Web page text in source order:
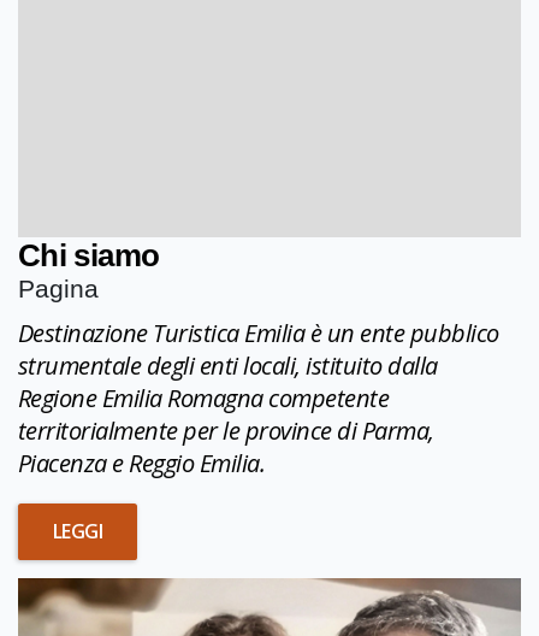
Chi siamo
Pagina
Destinazione Turistica Emilia è un ente pubblico
strumentale degli enti locali, istituito dalla
Regione Emilia Romagna competente
territorialmente per le province di Parma,
Piacenza e Reggio Emilia.
LEGGI